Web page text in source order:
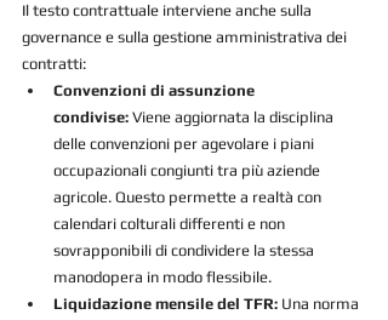
Il testo contrattuale interviene anche sulla
governance e sulla gestione amministrativa dei
contratti:
Convenzioni di assunzione
condivise: Viene aggiornata la disciplina
delle convenzioni per agevolare i piani
occupazionali congiunti tra più aziende
agricole. Questo permette a realtà con
calendari colturali differenti e non
sovrapponibili di condividere la stessa
manodopera in modo flessibile.
Liquidazione mensile del TFR: Una norma